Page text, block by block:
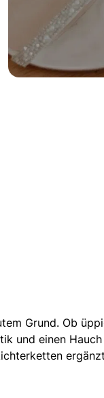
Grund. Ob
und einen